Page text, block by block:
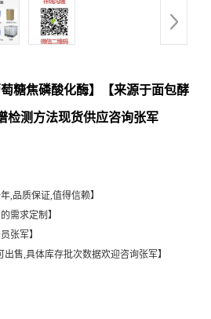
萄糖焦磷酸化酶】【来源于面包酵
检测方法现货供应咨询张军
,品质保证,值得信赖】
需求定制】
张军】
出售,具体库存批次数据欢迎咨询张军】